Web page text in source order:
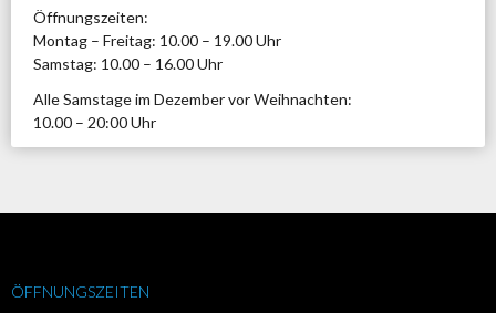
Öffnungszeiten:
Montag – Freitag: 10.00 – 19.00 Uhr
Samstag: 10.00 – 16.00 Uhr
Alle Samstage im Dezember vor Weihnachten:
10.00 – 20:00 Uhr
ÖFFNUNGSZEITEN